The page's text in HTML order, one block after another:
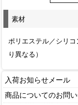
素材
ポリエステル／シリ
り異なる）
入荷お知らせメール
商品についてのお問